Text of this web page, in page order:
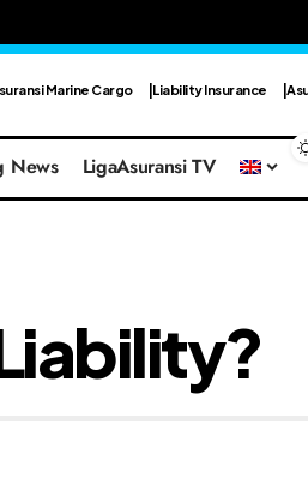
Marine Cargo Liability Insurance
News LigaAsuransi TV